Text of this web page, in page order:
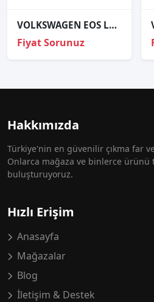
VOLKSWAGEN EOS LEDLİ SOL STOP ORJİNAL
Fiyat Sorunuz
Hakkımızda
Türkiye'nin en güvenilir çıkma far
Onlarca mağaza ve binlerce ürünü
buluşturuyoruz.
Hızlı Erişim
Anasayfa
Mağazalar
Blog
İletişim & Destek